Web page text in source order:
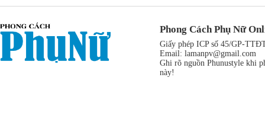
Phong Cách Phụ Nữ
Giấy phép ICP số 45/GP-
Email: lamanpv@gmail.com
Ghi rõ nguồn Phunustyle khi
này!